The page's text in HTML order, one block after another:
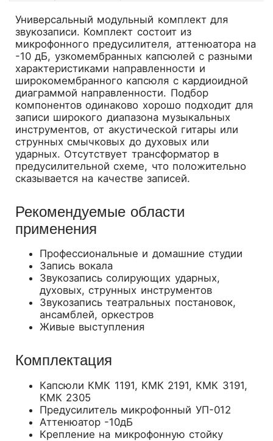
Универсальный модульный комплект для
звукозаписи. Комплект состоит из
микрофонного предусилителя, аттенюатора на
-10 дБ, узкомембранных капсюлей с разными
характеристиками направленности и
широкомембранного капсюля с кардиоидной
диаграммой направленности. Подбор
компонентов одинаково хорошо подходит для
записи широкого диапазона музыкальных
инструментов, от акустической гитары или
струнных смычковых до духовых или
ударных. Отсутствует трансформатор в
предусилительной схеме, что положительно
сказывается на качестве записей.
Рекомендуемые области
применения
Профессиональные и домашние студии
Запись вокала
Звукозапись солирующих ударных,
духовых, струнных инструментов
Звукозапись театральных постановок,
ансамблей, оркестров
Живые выступления
Комплектация
Капсюли КМК 1191, КМК 2191, КМК 3191,
КМК 2305
Предусилитель микрофонный УП-012
Аттенюатор -10дБ
Крепление на микрофонную стойку